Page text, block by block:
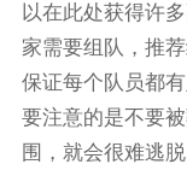
以在此处获得许
家需要组队，推
保证每个队员都
要注意的是不要
围，就会很难逃